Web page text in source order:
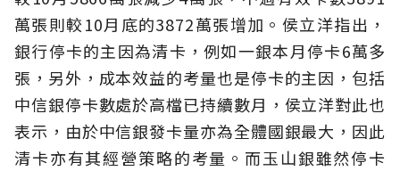
萬張則較10月底的3872萬張增加。侯立洋指出，
銀行停卡的主因為清卡，例如一銀本月停卡6萬多
張，另外，成本效益的考量也是停卡的主因，包括
中信銀停卡數處於高檔已持續數月，侯立洋對此也
表示，由於中信銀發卡量亦為全體國銀最大，因此
清卡亦有其經營策略的考量。而玉山銀雖然停卡